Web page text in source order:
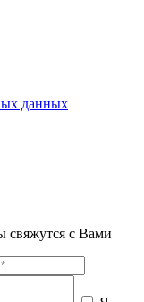
данных
свяжутся с Вами